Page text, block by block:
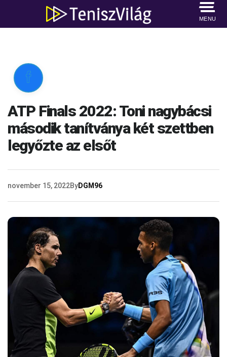
MENU

ATP Finals 2022: Toni nagybácsi
második tanítványa két szettben
legyőzte az elsőt
november 15, 2022ByDGM96